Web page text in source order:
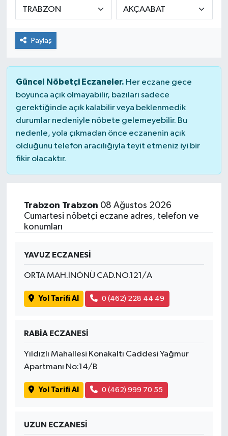
Paylaş
Güncel Nöbetçi Eczaneler. Her eczane gece
boyunca açık olmayabilir, bazıları sadece
gerektiğinde açık kalabilir veya beklenmedik
durumlar nedeniyle nöbete gelemeyebilir. Bu
nedenle, yola çıkmadan önce eczanenin açık
olduğunu telefon aracılığıyla teyit etmeniz iyi bir
fikir olacaktır.
Trabzon Trabzon 08 Ağustos 2026
Cumartesi nöbetçi eczane adres, telefon ve
konumları
YAVUZ ECZANESİ
ORTA MAH.İNÖNÜ CAD.NO.121/A
Yol Tarifi Al 0 (462) 228 44 49
RABİA ECZANESİ
Yıldızlı Mahallesi Konakaltı Caddesi Yağmur
Apartmanı No:14/B
Yol Tarifi Al 0 (462) 999 70 55
UZUN ECZANESİ
KÜLTÜR&SANAT
ONİKİŞUBAT
SİVİL TOPLUM
SİYASET
SOSYAL YAŞAM
SPOR
ULUSAL HABERLER